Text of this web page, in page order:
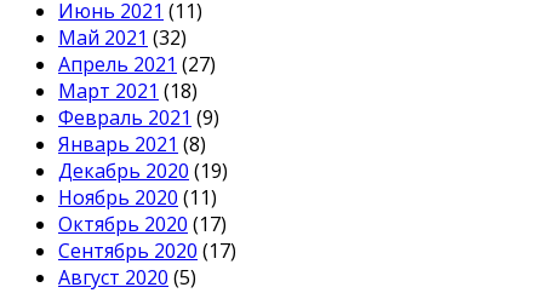
Июнь 2021 (11)
Май 2021 (32)
Апрель 2021 (27)
Март 2021 (18)
Февраль 2021 (9)
Январь 2021 (8)
Декабрь 2020 (19)
Ноябрь 2020 (11)
Октябрь 2020 (17)
Сентябрь 2020 (17)
Август 2020 (5)